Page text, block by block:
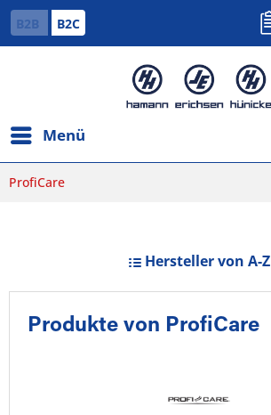
B2B B2C
Menü
ProfiCare
Hersteller von A-Z
Produkte von ProfiCare